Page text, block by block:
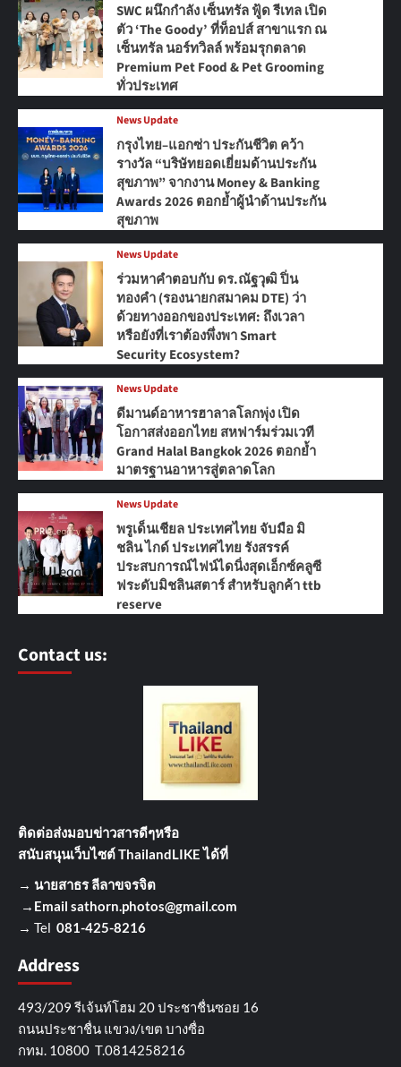
SWC ผนึกกำลัง เซ็นทรัล ฟู้ด รีเทล เปิด
ตัว ‘The Goody’ ที่ท็อปส์ สาขาแรก ณ
เซ็นทรัล นอร์ทวิลล์ พร้อมรุกตลาด
Premium Pet Food & Pet Grooming
ทั่วประเทศ
News Update
กรุงไทย–แอกซ่า ประกันชีวิต คว้า
รางวัล “บริษัทยอดเยี่ยมด้านประกัน
สุขภาพ” จากงาน Money & Banking
Awards 2026 ตอกย้ำผู้นำด้านประกัน
สุขภาพ
News Update
ร่วมหาคำตอบกับ ดร.ณัฐวุฒิ ปิ่น
ทองคำ (รองนายกสมาคม DTE) ว่า
ด้วยทางออกของประเทศ: ถึงเวลา
หรือยังที่เราต้องพึ่งพา Smart
Security Ecosystem?
News Update
ดีมานด์อาหารฮาลาลโลกพุ่ง เปิด
โอกาสส่งออกไทย สหฟาร์มร่วมเวที
Grand Halal Bangkok 2026 ตอกย้ำ
มาตรฐานอาหารสู่ตลาดโลก
News Update
พรูเด็นเชียล ประเทศไทย จับมือ มิ
ชลิน ไกด์ ประเทศไทย รังสรรค์
ประสบการณ์ไฟน์ไดนิ่งสุดเอ็กซ์คลูซี
ฟระดับมิชลินสตาร์ สำหรับลูกค้า ttb
reserve
Contact us:
ติดต่อส่งมอบข่าวสารดีๆหรือ
สนับสนุนเว็บไซต์ ThailandLIKE ได้ที่
→ นายสาธร ลีลาขจรจิต
→Email sathorn.photos@gmail.com
→ Tel 081-425-8216
Address
493/209 รีเจ้นท์โฮม 20 ประชาชื่นซอย 16
ถนนประชาชื่น แขวง/เขต บางซื่อ
กทม. 10800 T.0814258216